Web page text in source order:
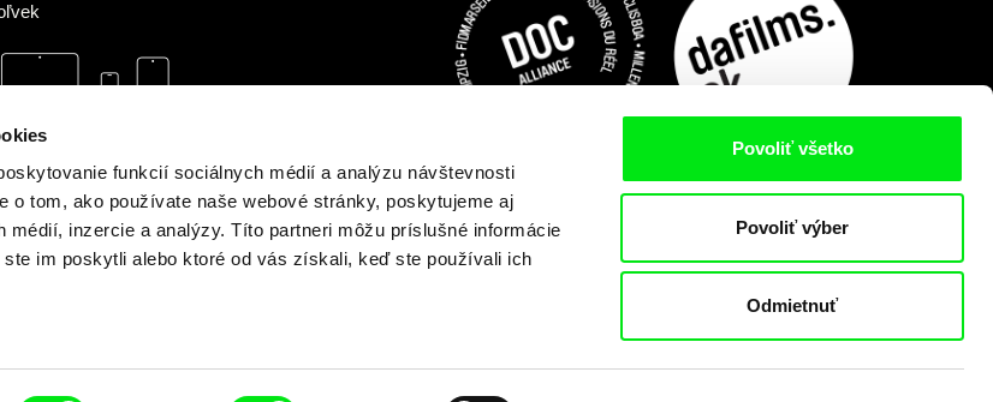
funkcií sociálnych médií a analýzu návštevnosti
o tom, ako používate naše webové stránky, poskytujeme aj
médií, inzercie a analýzy. Títo partneri môžu príslušné informácie
im poskytli alebo ktoré od vás získali, keď ste používali ich
Povoliť všetko
Povoliť výber
Odmietnuť
Predplatiť